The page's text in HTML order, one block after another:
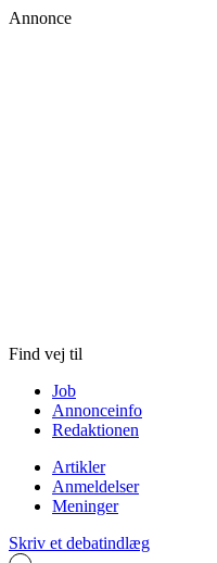
Annonce
Find vej til
Job
Annonceinfo
Redaktionen
Artikler
Anmeldelser
Meninger
Skriv et debatindlæg